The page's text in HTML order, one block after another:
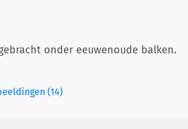
onder eeuwenoude balken.
(14)